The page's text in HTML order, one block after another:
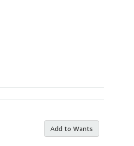
Add to Wants